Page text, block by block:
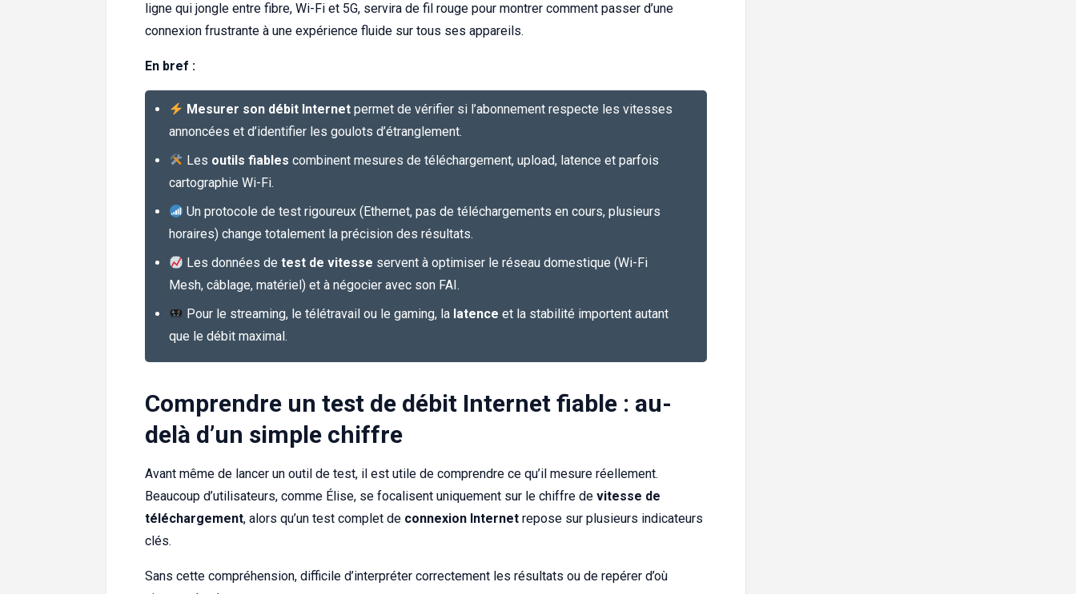
ligne qui jongle entre fibre, Wi-Fi et 5G, servira de fil rouge pour montrer comment passer d’une
connexion frustrante à une expérience fluide sur tous ses appareils.
En bref :
Mesurer son débit Internet permet de vérifier si l’abonnement respecte les vitesses
annoncées et d’identifier les goulots d’étranglement.
Les outils fiables combinent mesures de téléchargement, upload, latence et parfois
cartographie Wi-Fi.
Un protocole de test rigoureux (Ethernet, pas de téléchargements en cours, plusieurs
horaires) change totalement la précision des résultats.
Les données detest de vitesse servent à optimiser le réseau domestique (Wi-Fi
Mesh, câblage, matériel) et à négocier avec son FAI.
Pour le streaming, le télétravail ou le gaming, la latence et la stabilité importent autant
que le débit maximal.
Comprendre un test de débit Internet fiable : au-
delà d’un simple chiffre
Avant même de lancer un outil de test, il est utile de comprendre ce qu’il mesure réellement.
Beaucoup d’utilisateurs, comme Élise, se focalisent uniquement sur le chiffre de vitesse de
téléchargement, alors qu’un test complet de connexion Internet repose sur plusieurs indicateurs
clés.
Sans cette compréhension, difficile d’interpréter correctement les résultats ou de repérer d’où